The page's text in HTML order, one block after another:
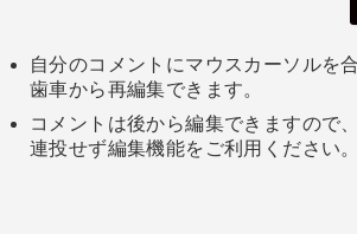
自分のコメントにマウスカーソルを
歯車から再編集できます。
コメントは後から編集できますので
連投せず編集機能をご利用ください。